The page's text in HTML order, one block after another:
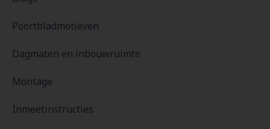
Poortbladmotieven
Dagmaten en inbouwruimte
Montage
Inmeetinstructies